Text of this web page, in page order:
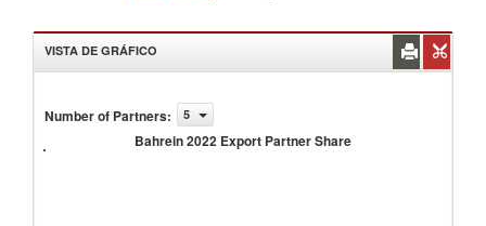
VISTA DE GRÁFICO
Number of Partners: 5
Bahrein 2022 Export Partner Share
Bahrein
Export